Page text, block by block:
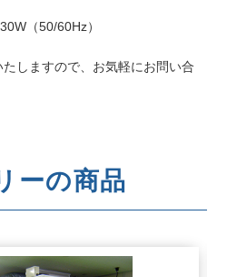
（50/60Hz）
しますので、お気軽にお問い合
ーの商品